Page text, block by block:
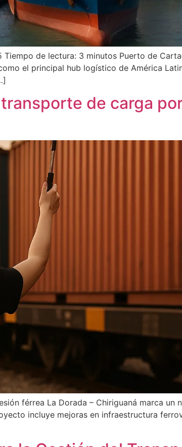
de lectura: 3 minutos Puerto de
el principal hub logístico de América
de carga
férrea La Dorada – Chiriguaná marca un
incluye mejoras en infraestructura